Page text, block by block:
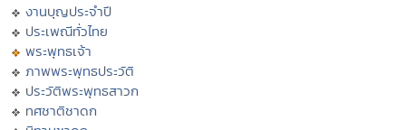
งานบุญประจำปี
ประเพณีทั่วไทย
พระพุทธเจ้า
ภาพพระพุทธประวัติ
ประวัติพระพุทธสาวก
ทศชาติชาดก